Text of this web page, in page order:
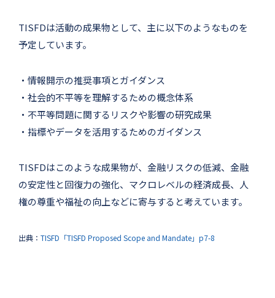
TISFDは活動の成果物として、主に以下のようなものを
予定しています。
・情報開示の推奨事項とガイダンス
・社会的不平等を理解するための概念体系
・不平等問題に関するリスクや影響の研究成果
・指標やデータを活用するためのガイダンス
TISFDはこのような成果物が、金融リスクの低減、金融
の安定性と回復力の強化、マクロレベルの経済成長、人
権の尊重や福祉の向上などに寄与すると考えています。
出典： TISFD「TISFD Proposed Scope and Mandate」p7-8